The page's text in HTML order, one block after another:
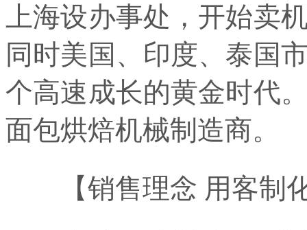
上海设办事处，开始卖
同时美国、印度、泰国
个高速成长的黄金时代
面包烘焙机械制造商。
【销售理念 用客制